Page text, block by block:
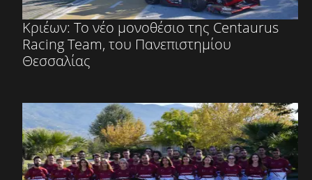
Κριέων: Το νέο μονοθέσιο της Centaurus
Racing Team, του Πανεπιστημίου
Θεσσαλίας